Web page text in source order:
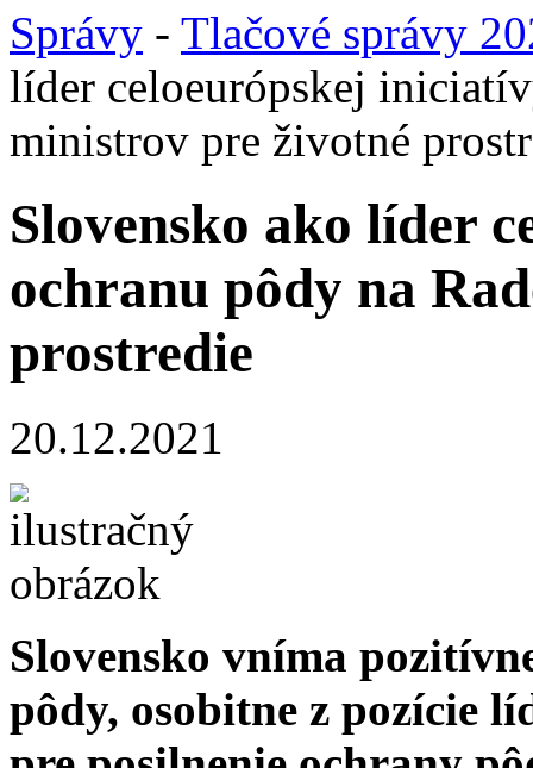
Správy - Tlačové správy
líder celoeurópskej
ministrov pre životné
Slovensko ako líder
ochranu pôdy na
prostredie
20.12.2021
Slovensko vníma
pôdy, osobitne z pozície